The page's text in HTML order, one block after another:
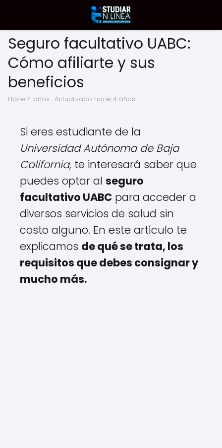
Seguro facultativo UABC:
Cómo afiliarte y sus
beneficios
hace 4 años · Actualizado hace 4 años
Si eres estudiante de la
Universidad Autónoma de Baja
California, te interesará saber que
puedes optar al seguro
facultativo UABC para acceder a
diversos servicios de salud sin
costo alguno. En este artículo te
explicamos de qué se trata, los
requisitos que debes consignar y
mucho más.